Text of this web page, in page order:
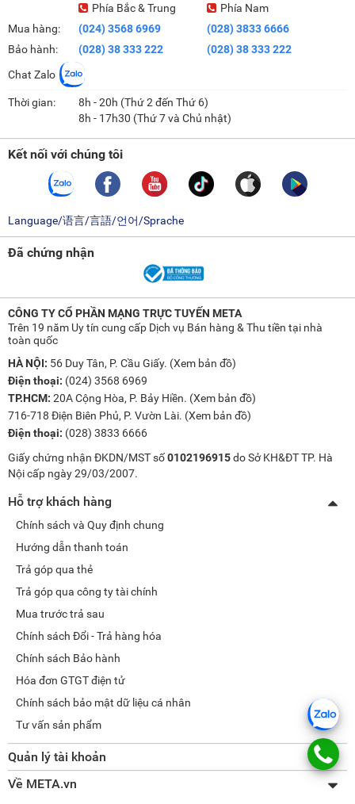
Mua hàng:
Bảo hành:
Phía Bắc & Trung
(024) 3568 6969
(028) 38 333 222
Phía Nam
(028) 3833 6666
(028) 38 333 222
Chat Zalo
Thời gian:
8h - 20h (Thứ 2 đến Thứ 6)
8h - 17h30 (Thứ 7 và Chủ nhật)
Kết nối với chúng tôi
Language/语言/言語/언어/Sprache
Đã chứng nhận
CÔNG TY CỔ PHẦN MẠNG TRỰC TUYẾN META
Trên 19 năm Uy tín cung cấp Dịch vụ Bán hàng & Thu tiền tại nhà
toàn quốc
HÀ NỘI: 56 Duy Tân, P. Cầu Giấy. (Xem bản đồ)
Điện thoại: (024) 3568 6969
TP.HCM: 20A Cộng Hòa, P. Bảy Hiền. (Xem bản đồ)
716-718 Điện Biên Phủ, P. Vườn Lài. (Xem bản đồ)
Điện thoại: (028) 3833 6666
Giấy chứng nhận ĐKDN/MST số0102196915do Sở KH&ĐT TP. Hà
Nội cấp ngày 29/03/2007.
Hỗ trợ khách hàng
Chính sách và Quy định chung
Hướng dẫn thanh toán
Trả góp qua thẻ
Trả góp qua công ty tài chính
Mua trước trả sau
Chính sách Đổi - Trả hàng hóa
Chính sách Bảo hành
Hóa đơn GTGT điện tử
Chính sách bảo mật dữ liệu cá nhân
Tư vấn sản phẩm
Quản lý tài khoản
Thay đổi thông tin
Về META.vn